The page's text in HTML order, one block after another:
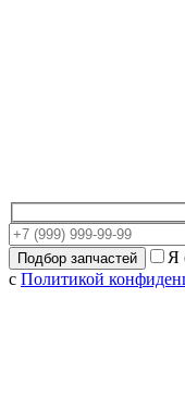
Я
с Политикой